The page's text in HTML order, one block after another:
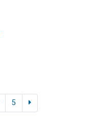
5